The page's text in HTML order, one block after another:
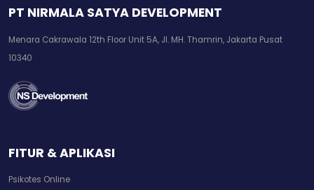
PT NIRMALA SATYA DEVELOPMENT
Menara Cakrawala 12th Floor Unit 5A, Jl. MH. Thamrin, Jakarta Pusat
10340
FITUR & APLIKASI
Psikotes Online